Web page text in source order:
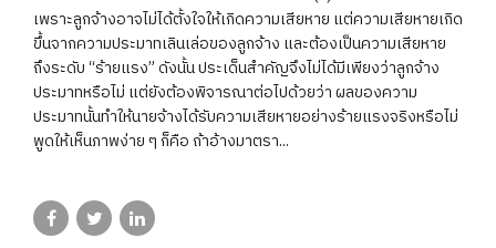
เพราะลูกจ้างอาจไม่ได้ตั้งใจให้เกิดความเสียหาย แต่ความเสียหายเกิด
ขึ้นจากความประมาทเลินเล่อของลูกจ้าง และต้องเป็นความเสียหาย
ถึงระดับ “ร้ายแรง” ดังนั้น ประเด็นสำคัญจึงไม่ได้มีเพียงว่าลูกจ้าง
ประมาทหรือไม่ แต่ยังต้องพิจารณาต่อไปด้วยว่า ผลของความ
ประมาทนั้นทำให้นายจ้างได้รับความเสียหายอย่างร้ายแรงจริงหรือไม่
พูดให้เห็นภาพง่าย ๆ ก็คือ ถ้าอ้างมาตรา...